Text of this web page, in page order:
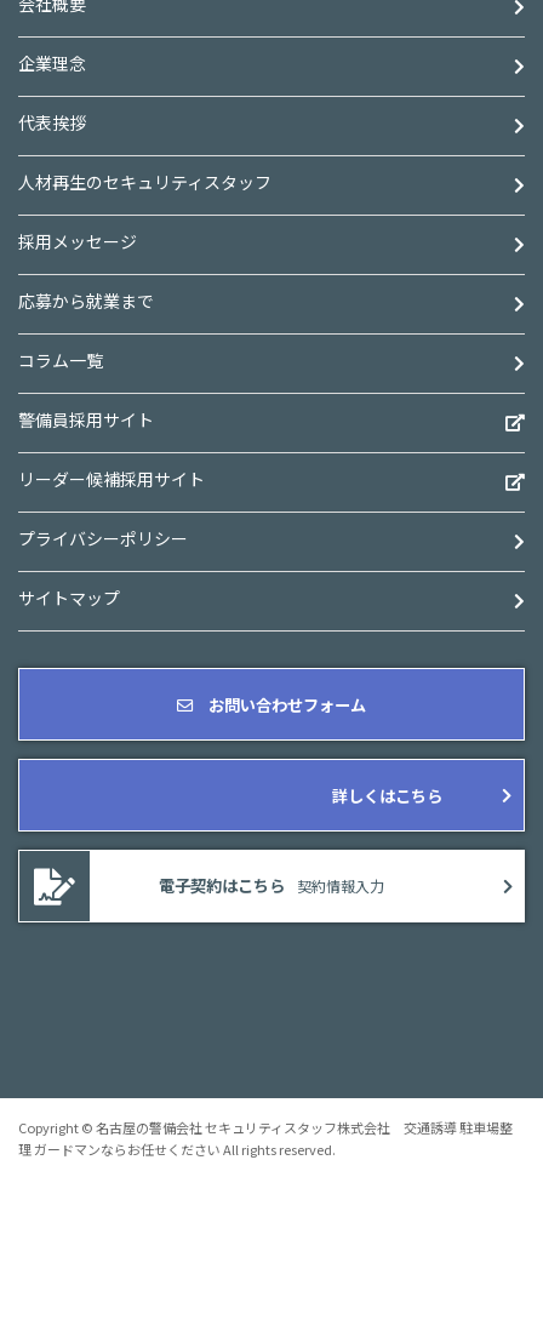
企業理念
代表挨拶
人材再生のセキュリティスタッフ
採用メッセージ
応募から就業まで
コラム一覧
警備員採用サイト
リーダー候補採用サイト
プライバシーポリシー
サイトマップ
お問い合わせフォーム
詳しくはこちら
電子契約はこちら 契約情報入力
Copyright © 名古屋の警備会社 セキュリティスタッフ株式会社 交通誘導 駐車場整
理 ガードマンならお任せください All rights reserved.